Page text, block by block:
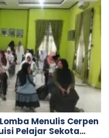
Menulis Cerpen
Pelajar Sekota